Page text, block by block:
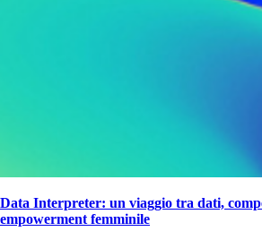
Data Interpreter: un viaggio tra dati,
empowerment femminile